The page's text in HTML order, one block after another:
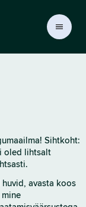
Sihtkoht:
oled lihtsalt
avasta koos